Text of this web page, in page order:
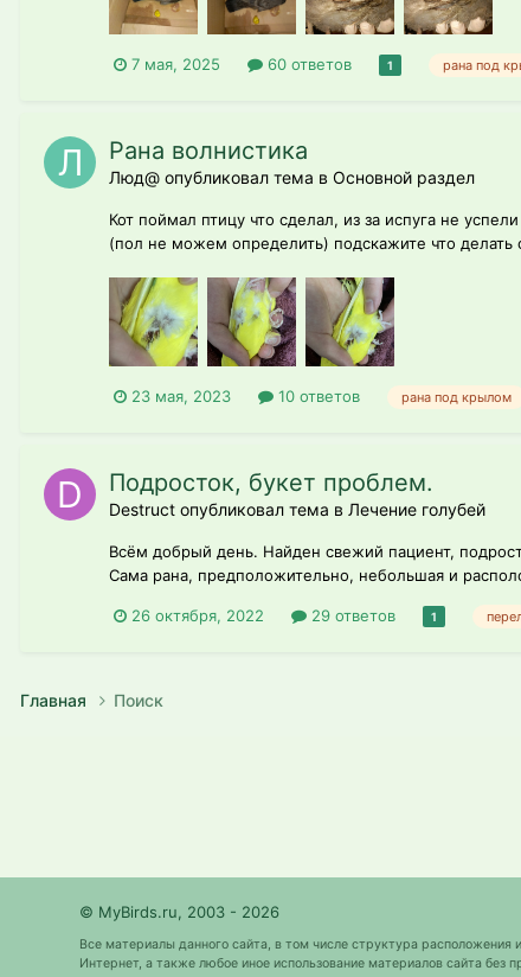
7 мая, 2025 60 ответов 1 рана под
Рана волнистика
Люд@ опубликовал тема в Основной раздел
Кот поймал птицу что сделал, из за испуга не
(пол не можем определить) подскажите что делать
23 мая, 2023 10 ответов рана под крылом
Подросток, букет проблем.
Destruct опубликовал тема в Лечение голубей
Всём добрый день. Найден свежий пациент,
Сама рана, предположительно, небольшая и
26 октября, 2022 29 ответов 1
Главная Поиск
© MyBirds.ru, 2003 - 2026
Все материалы данного сайта, в том числе структура
Интернет, а также любое иное использование материалов сайта